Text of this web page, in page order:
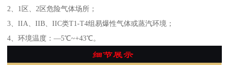
2、1区、2区危险气体场所；
3、IIA、IIB、IIC类T1-T4组易爆性气体或蒸汽环境；
4、环境温度：—5℃~+43℃。